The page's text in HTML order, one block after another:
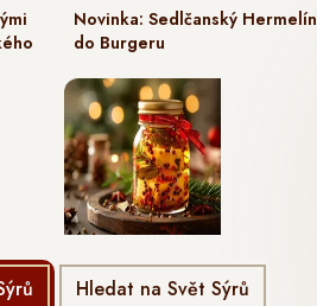
Novinka: Sedlčanský Hermelín
do Burgeru
Hledat na Svět Sýrů